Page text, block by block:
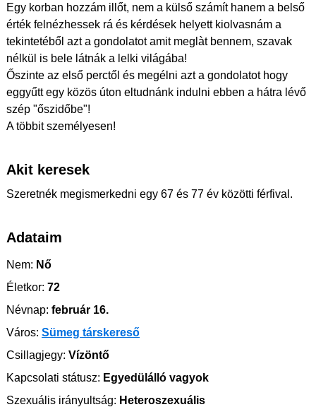
Egy korban hozzám illőt, nem a külső számít hanem a belső
érték felnézhessek rá és kérdések helyett kiolvasnám a
tekintetéből azt a gondolatot amit meglàt bennem, szavak
nélkül is bele látnák a lelki világába!
Őszinte az első perctől és megélni azt a gondolatot hogy
eggyűtt egy közös úton eltudnánk indulni ebben a hátra lévő
szép "őszidőbe"!
A többit személyesen!
Akit keresek
Szeretnék megismerkedni egy 67 és 77 év közötti férfival.
Adataim
Nem: Nő
Életkor: 72
Névnap: február 16.
Város: Sümeg társkereső
Csillagjegy: Vízöntő
Kapcsolati státusz: Egyedülálló vagyok
Szexuális irányultság: Heteroszexuális